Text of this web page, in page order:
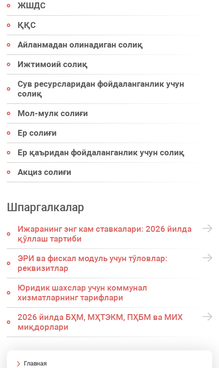
ЖШДС
ҚҚС
Айланмадан олинадиган солиқ
Ижтимоий солиқ
Сув ресурсларидан фойдаланганлик учун
солиқ
Мол-мулк солиғи
Ер солиғи
Ер қаъридан фойдаланганлик учун солиқ
Акциз солиғи
Шпаргалкалар
Ижаранинг энг кам ставкалари: 2026 йилда
қўллаш тартиби
ЭРИ ва фискал модуль учун тўловлар:
реквизитлар
Юридик шахслар учун коммунал
хизматларнинг тарифлари
2026 йилда БҲМ, МҲТЭКМ, ПҲБМ ва МИХ
миқдорлари
Главная